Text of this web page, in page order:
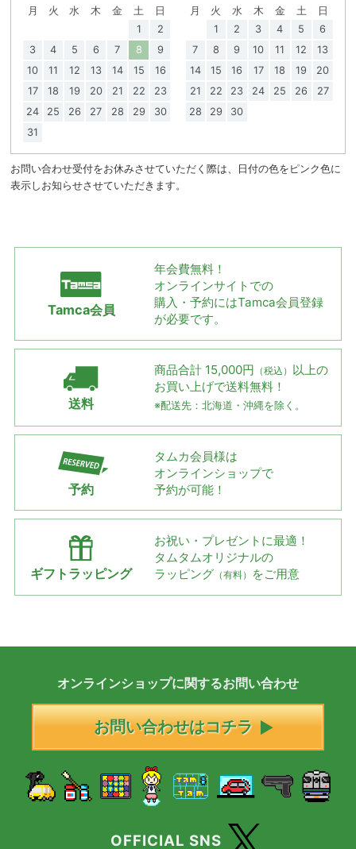
月 火 水 木 金 土
日
1
2
3
4 5 6 7 8
9
10
11 12 13 14 15
16
17
18 19 20 21 22
23
24
25 26 27 28 29
30
31
月 火 水 木 金 土
日
1
2 3 4 5
6
7
8 9 10 11 12
13
14
15 16 17 18 19
20
21
22 23 24 25 26
27
28
29 30
お問い合わせ受付をお休みさせていただく際は、日付の色をピンク色に
表示しお知らせさせていただきます。
Tamca会員
年会費無料！
オンラインサイトでの
購入・予約にはTamca会員登録
が必要です。
送料
商品合計 15,000円 （税込） 以上の
お買い上げで送料無料！
※配送先：北海道・沖縄を除く。
予約
タムカ会員様は
オンラインショップで
予約が可能！
ギフトラッピング
お祝い・プレゼントに最適！
タムタムオリジナルの
ラッピング （有料） をご用意
オンラインショップに関するお問い合わせ
お問い合わせはコチラ
OFFICIAL SNS